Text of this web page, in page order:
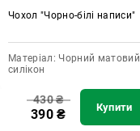
Чохол "Чорно-білі написи"
Матеріал: Чорний матовий
силікон
430₴
390₴ Купити